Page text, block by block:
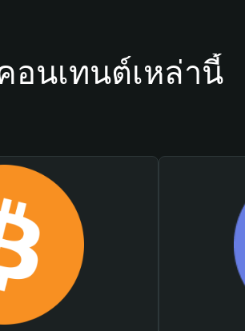
นเทนต์เหล่านี้